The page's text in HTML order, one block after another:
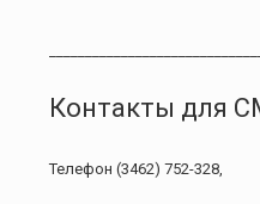
Контакты для
Телефон (3462) 752-328,